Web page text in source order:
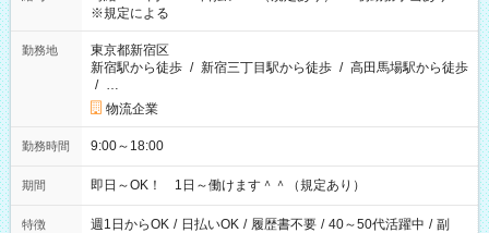
※規定による
勤務地
東京都新宿区
新宿駅から徒歩 / 新宿三丁目駅から徒歩 / 高田馬場駅から徒歩
/ …
物流企業
勤務時間 9:00～18:00
期間 即日～OK！ 1日～働けます＾＾（規定あり）
特徴 週1日からOK / 日払いOK / 履歴書不要 / 40～50代活躍中 / 副